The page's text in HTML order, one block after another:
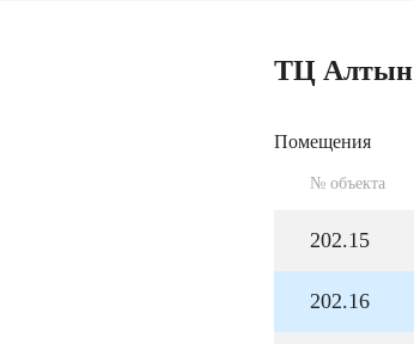
ТЦ Алтын
Помещения
№ объекта
202.15
202.16